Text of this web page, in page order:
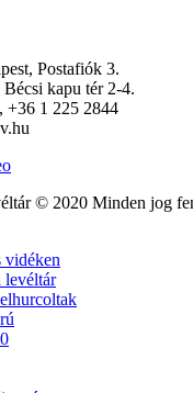
Postafiók 3.
kapu tér 2-4.
+36 1 225 2844
© 2020 Minden jog
vidéken
levéltár